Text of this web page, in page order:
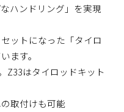
ハンドリング」を実現
ットになった「タイロ
ます。
Z33はタイロッドキット
取付けも可能